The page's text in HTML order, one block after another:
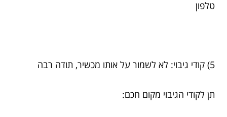
טלפון
5) קודי גיבוי: לא לשמור על אותו מכשיר, תודה רבה
תן לקודי הגיבוי מקום חכם: